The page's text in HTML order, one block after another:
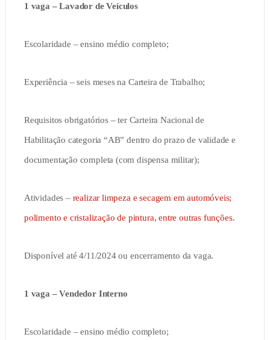
1 vaga – Lavador de Veículos
Escolaridade – ensino médio completo;
Experiência – seis meses na Carteira de Trabalho;
Requisitos obrigatórios – ter Carteira Nacional de
Habilitação categoria “AB” dentro do prazo de validade e
documentação completa (com dispensa militar);
Atividades – realizar limpeza e secagem em automóveis;
polimento e cristalização de pintura, entre outras funções.
Disponível até 4/11/2024 ou encerramento da vaga.
1 vaga – Vendedor Interno
Escolaridade – ensino médio completo;